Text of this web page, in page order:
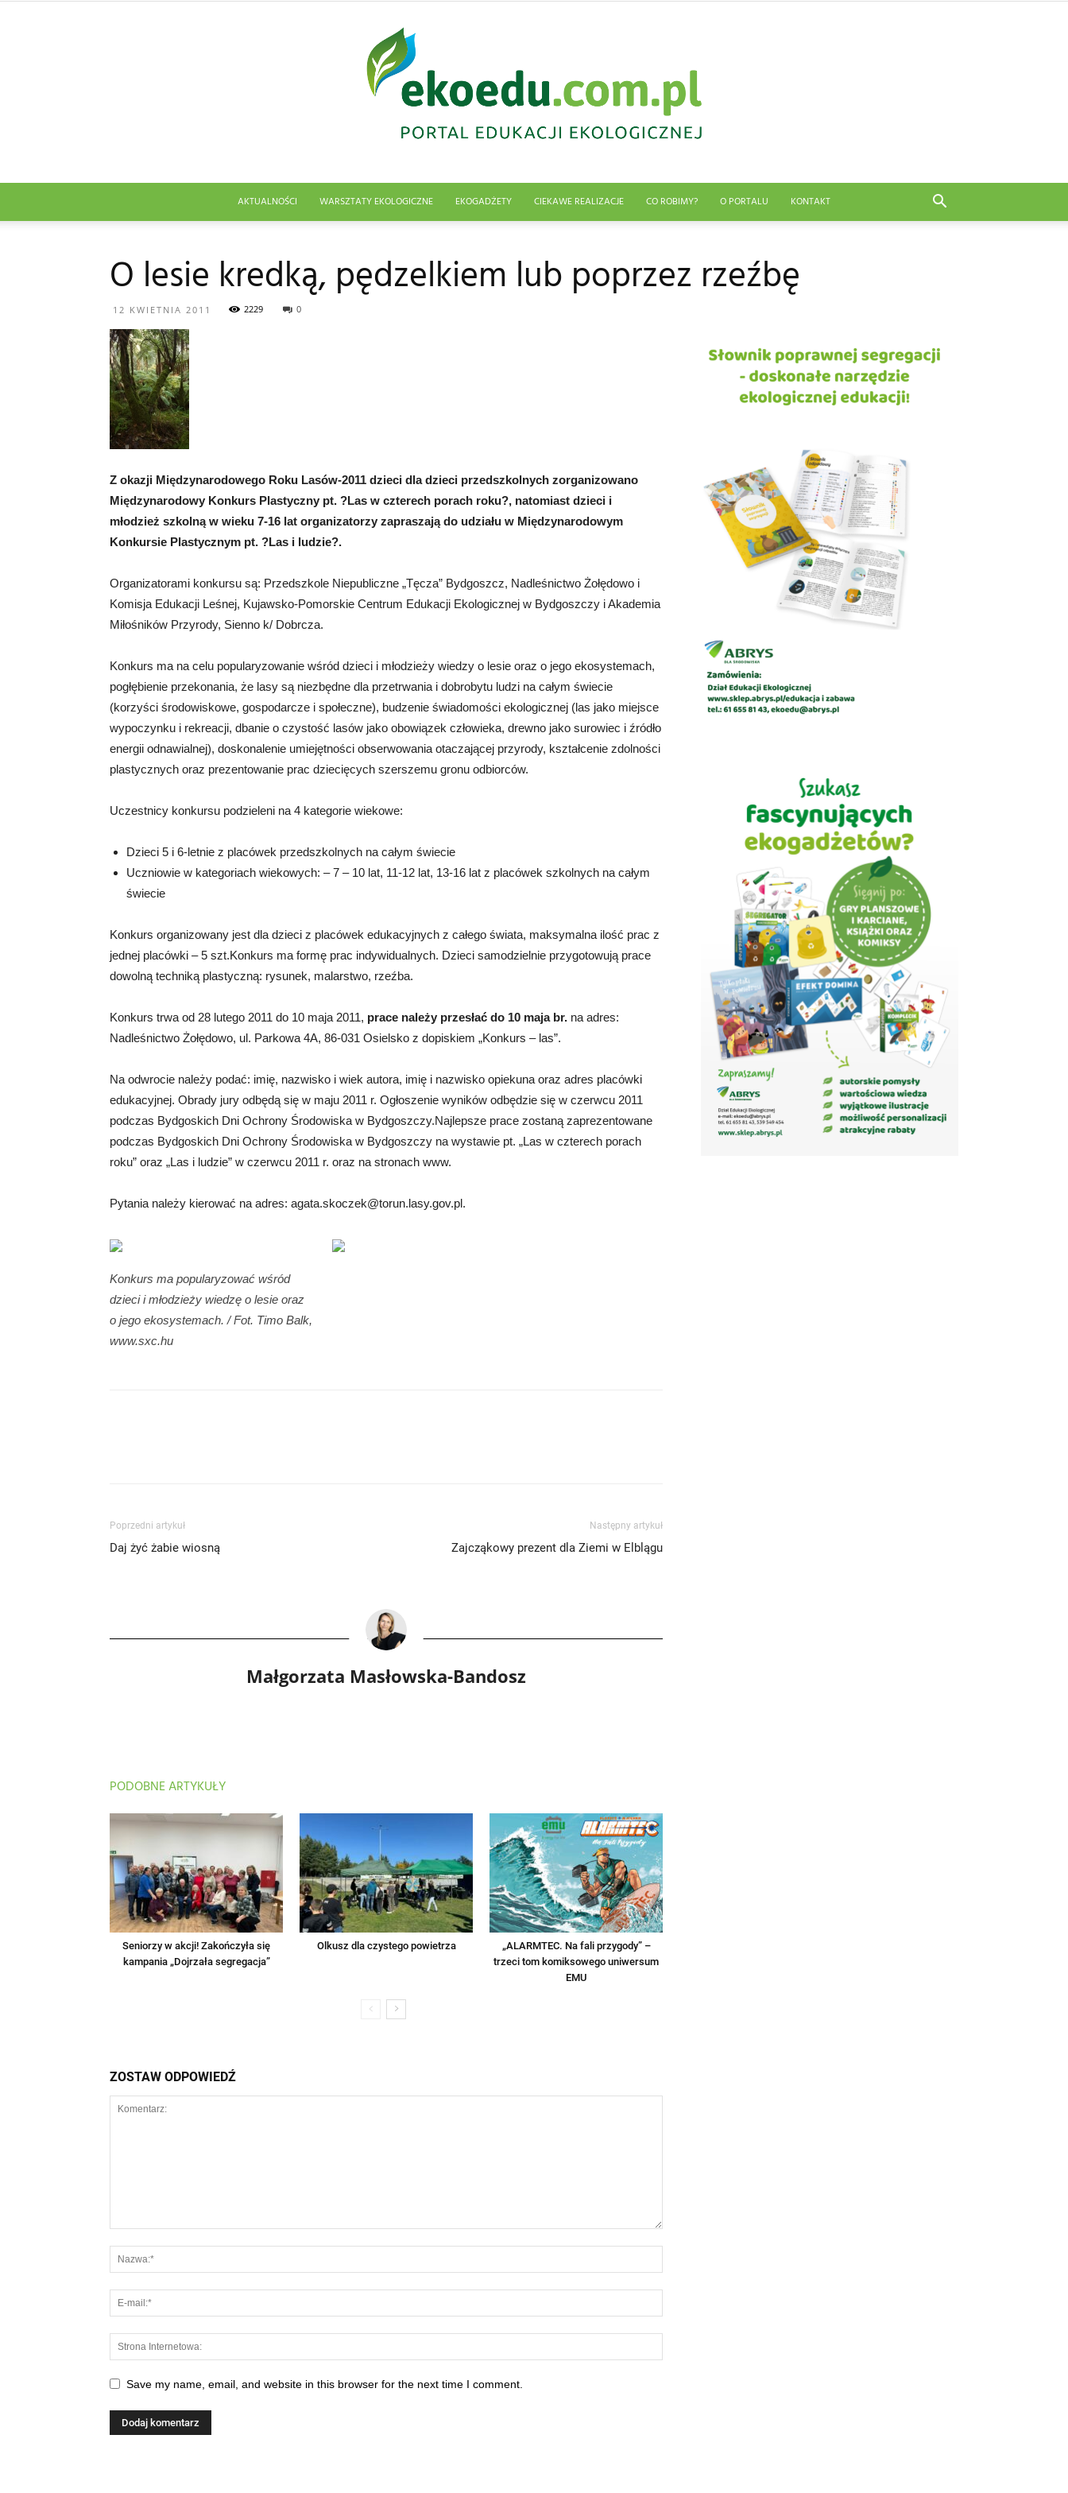
AKTUALNOŚCI WARSZTATY EKOLOGICZNE EKOGADŻETY CIEKAWE REALIZACJE CO ROBIMY? O PORTALU KONTAKT
O lesie kredką, pędzelkiem lub poprzez rzeźbę
12 KWIETNIA 2011 2229 0
Z okazji Międzynarodowego Roku Lasów-2011 dzieci dla dzieci przedszkolnych zorganizowano
Międzynarodowy Konkurs Plastyczny pt. ?Las w czterech porach roku?, natomiast dzieci i
młodzież szkolną w wieku 7-16 lat organizatorzy zapraszają do udziału w Międzynarodowym
Konkursie Plastycznym pt. ?Las i ludzie?.
Organizatorami konkursu są: Przedszkole Niepubliczne „Tęcza” Bydgoszcz, Nadleśnictwo Żołędowo i
Komisja Edukacji Leśnej, Kujawsko-Pomorskie Centrum Edukacji Ekologicznej w Bydgoszczy i Akademia
Miłośników Przyrody, Sienno k/ Dobrcza.
Konkurs ma na celu popularyzowanie wśród dzieci i młodzieży wiedzy o lesie oraz o jego ekosystemach,
pogłębienie przekonania, że lasy są niezbędne dla przetrwania i dobrobytu ludzi na całym świecie
(korzyści środowiskowe, gospodarcze i społeczne), budzenie świadomości ekologicznej (las jako miejsce
wypoczynku i rekreacji, dbanie o czystość lasów jako obowiązek człowieka, drewno jako surowiec i źródło
energii odnawialnej), doskonalenie umiejętności obserwowania otaczającej przyrody, kształcenie zdolności
plastycznych oraz prezentowanie prac dziecięcych szerszemu gronu odbiorców.
Uczestnicy konkursu podzieleni na 4 kategorie wiekowe:
Dzieci 5 i 6-letnie z placówek przedszkolnych na całym świecie
Uczniowie w kategoriach wiekowych: – 7 – 10 lat, 11-12 lat, 13-16 lat z placówek szkolnych na całym
świecie
Konkurs organizowany jest dla dzieci z placówek edukacyjnych z całego świata, maksymalna ilość prac z
jednej placówki – 5 szt.Konkurs ma formę prac indywidualnych. Dzieci samodzielnie przygotowują prace
dowolną techniką plastyczną: rysunek, malarstwo, rzeźba.
Konkurs trwa od 28 lutego 2011 do 10 maja 2011, prace należy przesłać do 10 maja br. na adres:
Nadleśnictwo Żołędowo, ul. Parkowa 4A, 86-031 Osielsko z dopiskiem „Konkurs – las”.
Na odwrocie należy podać: imię, nazwisko i wiek autora, imię i nazwisko opiekuna oraz adres placówki
edukacyjnej. Obrady jury odbędą się w maju 2011 r. Ogłoszenie wyników odbędzie się w czerwcu 2011
podczas Bydgoskich Dni Ochrony Środowiska w Bydgoszczy.Najlepsze prace zostaną zaprezentowane
podczas Bydgoskich Dni Ochrony Środowiska w Bydgoszczy na wystawie pt. „Las w czterech porach
roku” oraz „Las i ludzie” w czerwcu 2011 r. oraz na stronach www.
Pytania należy kierować na adres: agata.skoczek@torun.lasy.gov.pl.
Konkurs ma popularyzować wśród
dzieci i młodzieży wiedzę o lesie oraz
o jego ekosystemach. / Fot. Timo Balk,
www.sxc.hu
Poprzedni artykuł
Daj żyć żabie wiosną
Następny artykuł
Zajcząkowy prezent dla Ziemi w Elblągu
Małgorzata Masłowska-Bandosz
PODOBNE ARTYKUŁY
Seniorzy w akcji! Zakończyła się
kampania „Dojrzała segregacja”
Olkusz dla czystego powietrza
„ALARMTEC. Na fali przygody” –
trzeci tom komiksowego uniwersum
EMU
ZOSTAW ODPOWIEDŹ
Save my name, email, and website in this browser for the next time I comment.